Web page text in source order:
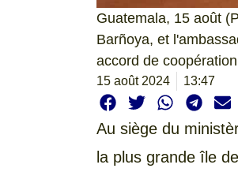
Guatemala, 15 août
Barñoya, et
accord de
15 août 2024 13:47
Au siège du
la plus grande île